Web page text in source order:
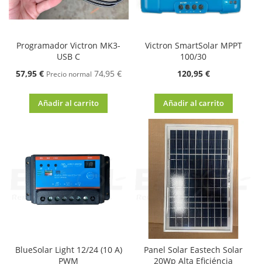
Programador Victron MK3-
USB C
Oferta
57,95 € Precio normal 74,95 €
Añadir al carrito
Victron SmartSolar MPPT
100/30
120,95 €
Añadir al carrito
BlueSolar Light 12/24 (10 A)
PWM
Panel Solar Eastech Solar
20Wp Alta Eficiéncia